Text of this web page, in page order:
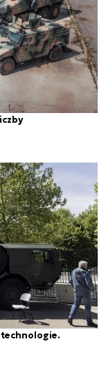
technologie.